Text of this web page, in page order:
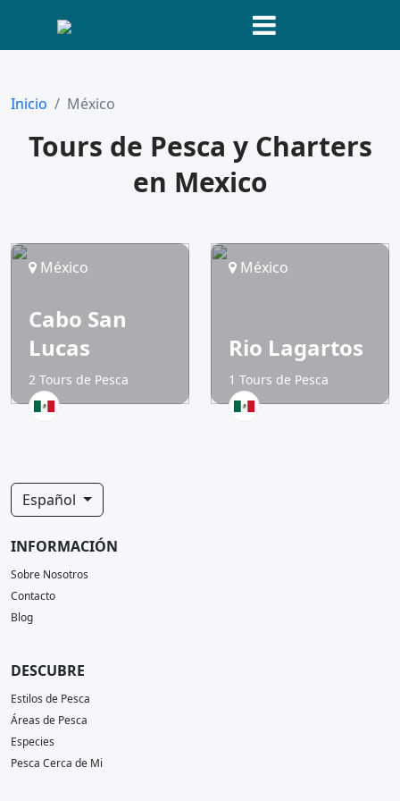
Inicio México
Tours de Pesca y Charters
en Mexico
México
Cabo San
Lucas
2 Tours de Pesca
México
Rio Lagartos
1 Tours de Pesca
Español
INFORMACIÓN
Sobre Nosotros
Contacto
Blog
DESCUBRE
Estilos de Pesca
Áreas de Pesca
Especies
Pesca Cerca de Mi